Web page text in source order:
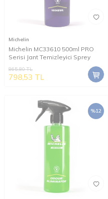
Michelin
Michelin MC33610 500ml PRO
Serisi Jant Temizleyici Sprey
865,80TL
798,53 TL
%12